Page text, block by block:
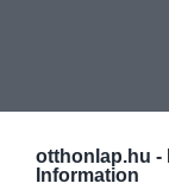
otthonlap.hu -
Information